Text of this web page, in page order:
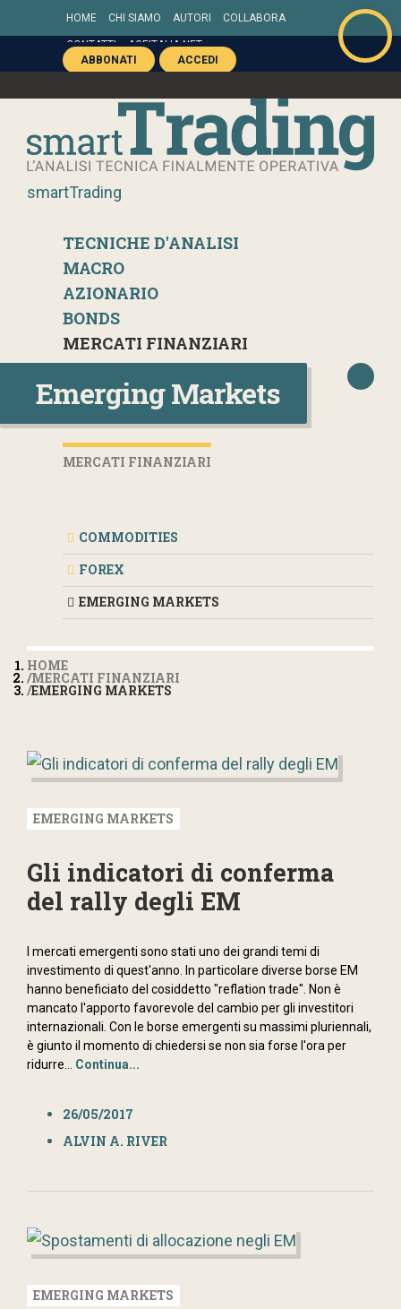
HOME CHI SIAMO AUTORI COLLABORA
CONTATTI
AGEITALIA.NET
ABBONATI
ACCEDI
smartTrading
TECNICHE D'ANALISI
MACRO
AZIONARIO
BONDS
MERCATI FINANZIARI
Emerging Markets
MERCATI FINANZIARI
COMMODITIES
FOREX
EMERGING MARKETS
HOME
MERCATI FINANZIARI
EMERGING MARKETS
EMERGING MARKETS
Gli indicatori di conferma
del rally degli EM
I mercati emergenti sono stati uno dei grandi temi di
investimento di quest'anno. In particolare diverse borse EM
hanno beneficiato del cosiddetto "reflation trade". Non è
mancato l'apporto favorevole del cambio per gli investitori
internazionali. Con le borse emergenti su massimi pluriennali,
è giunto il momento di chiedersi se non sia forse l'ora per
ridurre... Continua...
26/05/2017
ALVIN A. RIVER
EMERGING MARKETS